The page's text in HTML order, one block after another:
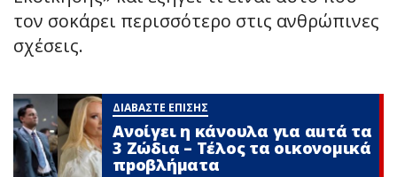
τον σοκάρει περισσότερο στις ανθρώπινες
σχέσεις.
ΔΙΑΒΑΣΤΕ ΕΠΙΣΗΣ
Ανοίγει η κάνουλα για αuτά τα
3 Zώδια – Τέλος τα οικονομικά
πpοβλήματα